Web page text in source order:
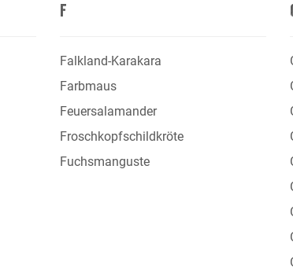
F
Falkland-Karakara
Farbmaus
Feuersalamander
Froschkopfschildkröte
Fuchsmanguste